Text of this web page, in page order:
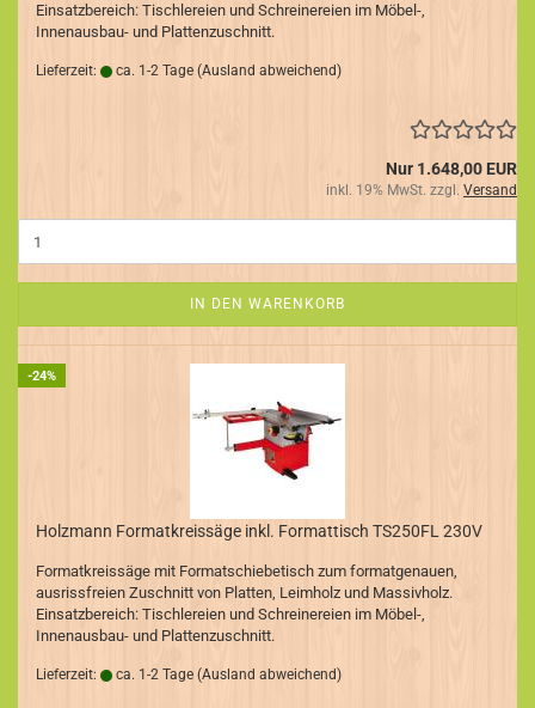
Einsatzbereich: Tischlereien und Schreinereien im Möbel-,
Innenausbau- und Plattenzuschnitt.
Lieferzeit: ca. 1-2 Tage (Ausland abweichend)
Nur 1.648,00 EUR
inkl. 19% MwSt. zzgl. Versand
IN DEN WARENKORB
-24%
Holzmann Formatkreissäge inkl. Formattisch TS250FL 230V
Formatkreissäge mit Formatschiebetisch zum formatgenauen,
ausrissfreien Zuschnitt von Platten, Leimholz und Massivholz.
Einsatzbereich: Tischlereien und Schreinereien im Möbel-,
Innenausbau- und Plattenzuschnitt.
Lieferzeit: ca. 1-2 Tage (Ausland abweichend)